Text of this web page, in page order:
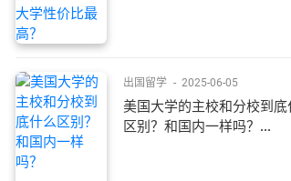
出国留学 - 2025-06-05
美国大学的主校和分校到底
区别？和国内一样吗？...